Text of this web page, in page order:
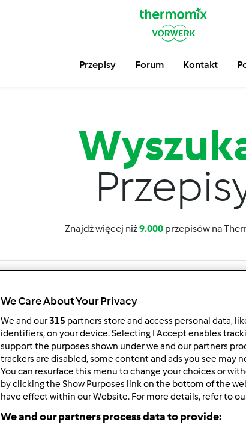
Przepisy Forum Kontakt
Znajdź więcej niż9.000 przepisów na
2.346wyników
Wyników na stronę:
12
Sortuj po:
Domyślny
We Care About Your Privacy
We and our315 partners store and access personal data,
identifiers, on your device. Selecting I Accept enables
support the purposes shown under we and our partners
trackers are disabled, some content and ads you see may
You can resurface this menu to change your choices or
by clicking the Show Purposes link on the bottom of the
have effect within our Website. For more details, refer to
We and our partners process data to provide: